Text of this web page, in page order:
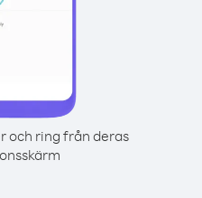
och ring från deras